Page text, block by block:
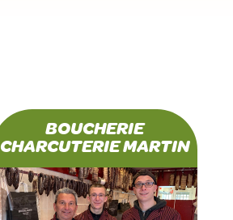
BOUCHERIE
CHARCUTERIE MARTIN